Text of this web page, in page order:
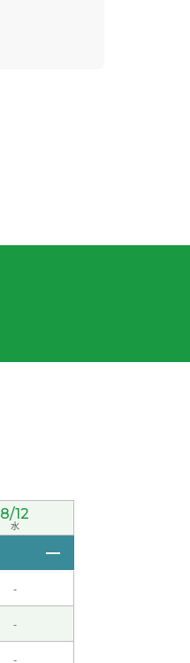
8/12
水
-
-
-